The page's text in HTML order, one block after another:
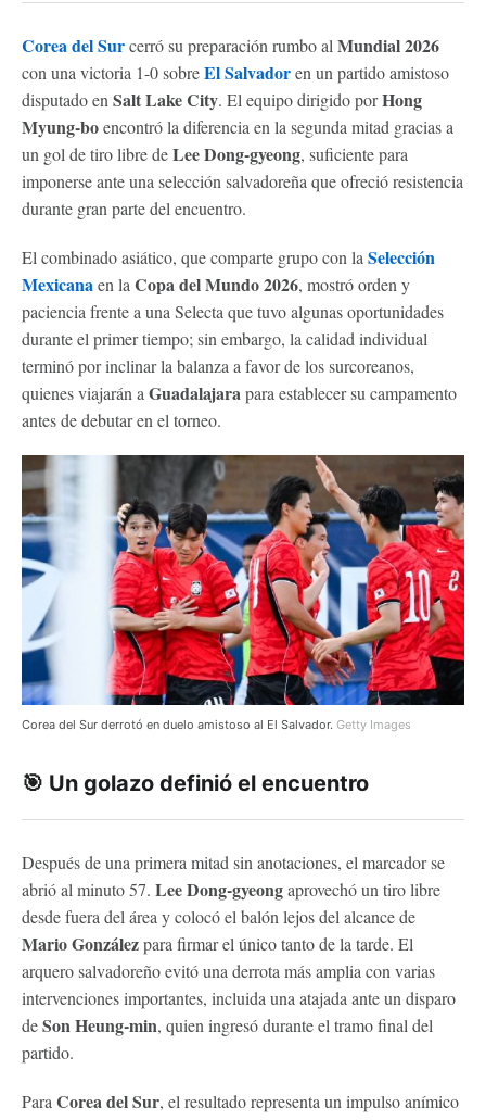
Corea del Surcerró su preparación rumbo al Mundial 2026
con una victoria 1-0 sobreEl Salvadoren un partido amistoso
disputado en Salt Lake City. El equipo dirigido porHong
Myung-boencontró la diferencia en la segunda mitad gracias a
un gol de tiro libre deLee Dong-gyeong, suficiente para
imponerse ante una selección salvadoreña que ofreció resistencia
durante gran parte del encuentro.
El combinado asiático, que comparte grupo con la Selección
Mexicanaen la Copa del Mundo 2026, mostró orden y
paciencia frente a una Selecta que tuvo algunas oportunidades
durante el primer tiempo; sin embargo, la calidad individual
terminó por inclinar la balanza a favor de los surcoreanos,
quienes viajarán a Guadalajarapara establecer su campamento
antes de debutar en el torneo.
Corea del Sur derrotó en duelo amistoso al El Salvador. Getty Images
🎯 Un golazo definió el encuentro
Después de una primera mitad sin anotaciones, el marcador se
abrió al minuto 57. Lee Dong-gyeongaprovechó un tiro libre
desde fuera del área y colocó el balón lejos del alcance de
Mario Gonzálezpara firmar el único tanto de la tarde. El
arquero salvadoreño evitó una derrota más amplia con varias
intervenciones importantes, incluida una atajada ante un disparo
deSon Heung-min, quien ingresó durante el tramo final del
partido.
Para Corea del Sur, el resultado representa un impulso anímico